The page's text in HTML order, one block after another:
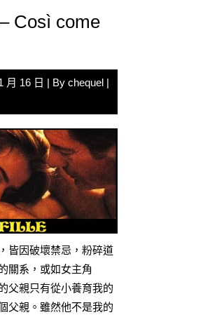
Così come
月 16 日 | By chequel |
皆因破壞禁忌，粉碎道
關系，或如女主角
父親只有從小養育我的
父親。雖然他不是我的